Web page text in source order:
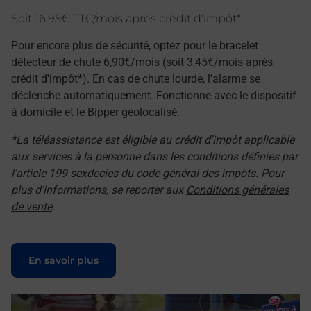
Soit 16,95€ TTC/mois après crédit d'impôt*
Pour encore plus de sécurité, optez pour le bracelet
détecteur de chute 6,90€/mois (soit 3,45€/mois après
crédit d'impôt*). En cas de chute lourde, l'alarme se
déclenche automatiquement. Fonctionne avec le dispositif
à domicile et le Bipper géolocalisé.
*La téléassistance est éligible au crédit d'impôt applicable
aux services à la personne dans les conditions définies par
l'article 199 sexdecies du code général des impôts. Pour
plus d'informations, se reporter aux Conditions générales
de vente.
En savoir plus
Le lien s'ouvre dans un nouvel onglet